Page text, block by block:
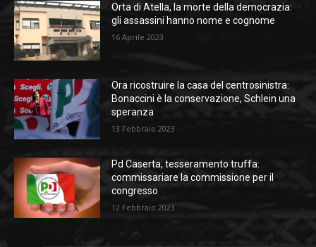
Orta di Atella, la morte della democrazia:
gli assassini hanno nome e cognome
16 Aprile 2023
Ora ricostruire la casa del centrosinistra:
Bonaccini è la conservazione, Schlein una
speranza
13 Febbraio 2023
Pd Caserta, tesseramento truffa:
commissariare la commissione per il
congresso
12 Febbraio 2023